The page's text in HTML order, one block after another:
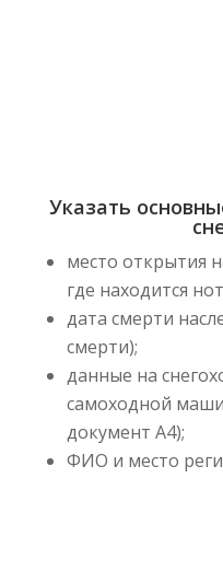
Указать
место открытия
где находится
дата смерти
смерти);
данные на
самоходной
документ А4);
ФИО и место